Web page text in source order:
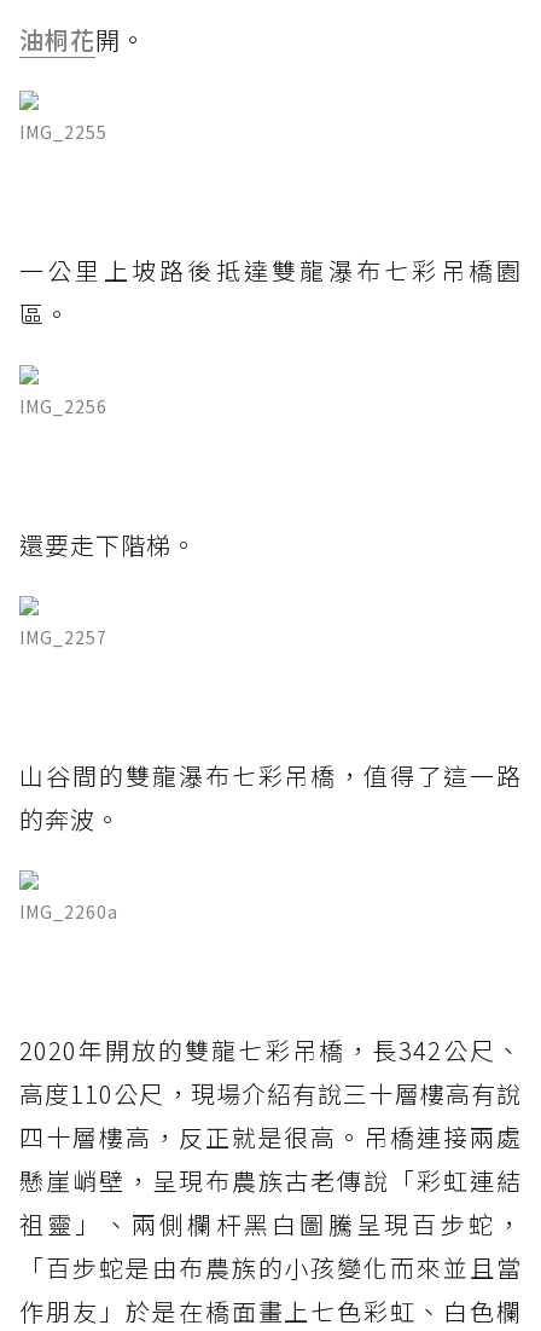
油桐花開。
IMG_2255
一公里上坡路後抵達雙龍瀑布七彩吊橋園
區。
IMG_2256
還要走下階梯。
IMG_2257
山谷間的雙龍瀑布七彩吊橋，值得了這一路
的奔波。
IMG_2260a
2020年開放的雙龍七彩吊橋，長342公尺、
高度110公尺，現場介紹有說三十層樓高有說
四十層樓高，反正就是很高。吊橋連接兩處
懸崖峭壁，呈現布農族古老傳說「彩虹連結
祖靈」、兩側欄杆黑白圖騰呈現百步蛇，
「百步蛇是由布農族的小孩變化而來並且當
作朋友」於是在橋面畫上七色彩虹、白色欄